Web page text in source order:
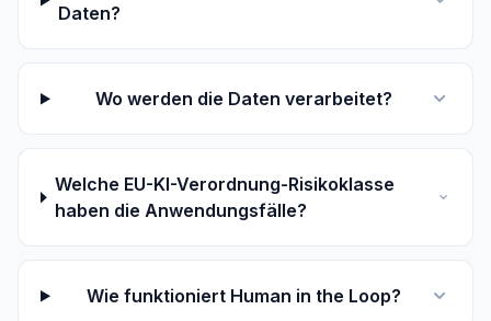
Daten?
Wo werden die Daten verarbeitet?
Welche EU-KI-Verordnung-Risikoklasse
haben die Anwendungsfälle?
Wie funktioniert Human in the Loop?